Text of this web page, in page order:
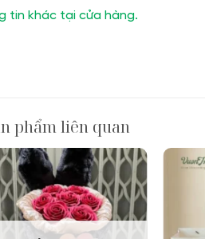
tin khác tại cửa hàng.
phẩm liên quan